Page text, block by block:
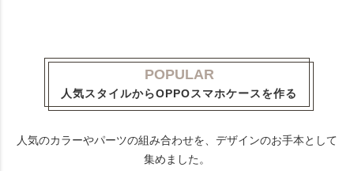
POPULAR
人気スタイルからOPPOスマホケースを作る
人気のカラーやパーツの組み合わせを、デザインのお手本として
集めました。